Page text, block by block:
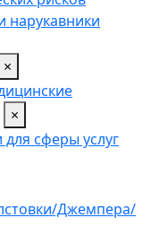
нарукавники
×
×
для сферы услуг
Джемпера/